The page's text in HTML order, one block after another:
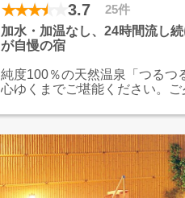
3.7
25件
加水・加温なし、24時間流し
が自慢の宿
純度100％の天然温泉「つるつ
心ゆくまでご堪能ください。
いただけます。江戸期の古民
懐かしの雰囲気をお愉しみ下さ